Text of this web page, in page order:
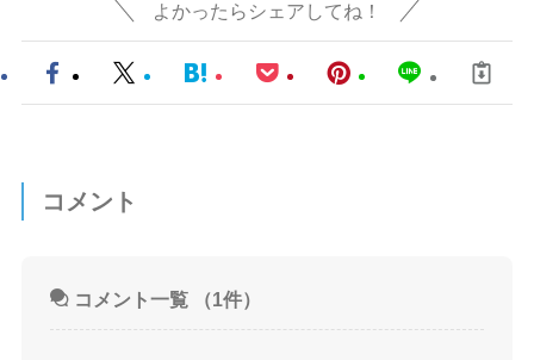
よかったらシェアしてね！
コメント
コメント一覧 （1件）